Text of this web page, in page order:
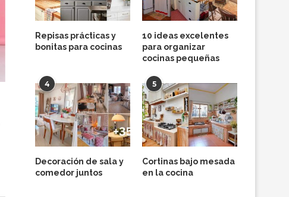
Repisas prácticas y
bonitas para cocinas
10 ideas excelentes
para organizar
cocinas pequeñas
4
Decoración de sala y
comedor juntos
5
Cortinas bajo mesada
en la cocina